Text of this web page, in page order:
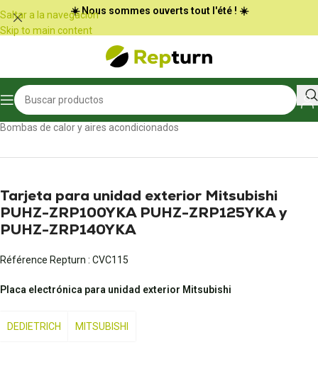
Panel de gestión de cookies
Saltar a la navegación
Skip to main content
☀️ Nous sommes ouverts tout l'été ! ☀️
Inicio/Calefacción, aire acondicionado y ventilación
Bombas de calor y aires acondicionados
Tarjeta para unidad exterior Mitsubishi
PUHZ-ZRP100YKA PUHZ-ZRP125YKA y
PUHZ-ZRP140YKA
Référence Repturn : CVC115
Placa electrónica para unidad exterior Mitsubishi
DEDIETRICH MITSUBISHI